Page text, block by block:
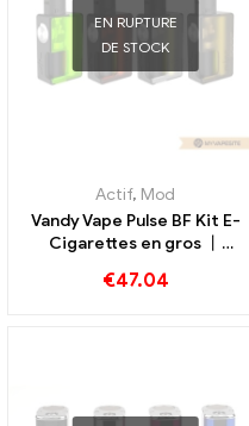
EN RUPTURE
DE STOCK
Actif, Mod
Vandy Vape Pulse BF Kit E-
Cigarettes en gros 丨
€47.04